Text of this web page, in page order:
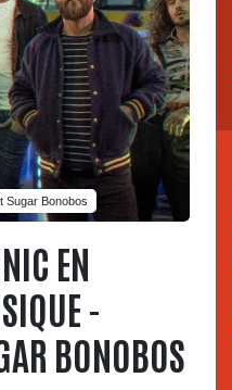
Sugar Bonobos
EN
-
BONOBOS